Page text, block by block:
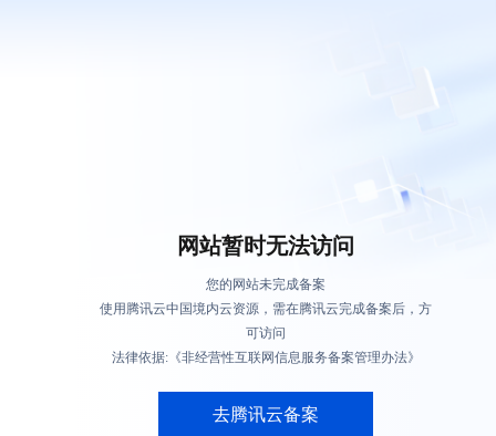
网站暂时无法访问
您的网站未完成备案
使用腾讯云中国境内云资源，需在腾讯云完成备案后，方
可访问
法律依据:《非经营性互联网信息服务备案管理办法》
去腾讯云备案